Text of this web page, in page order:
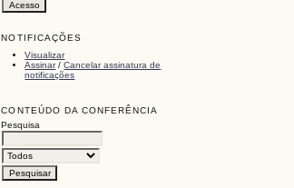
NOTIFICAÇÕES
Visualizar
Assinar/Cancelar assinatura de
notificações
CONTEÚDO DA CONFERÊNCIA
Pesquisa